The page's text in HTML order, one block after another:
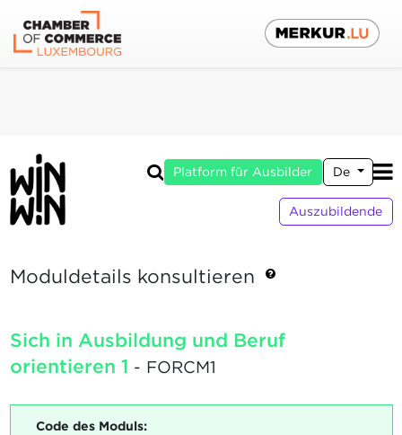
Platform für Ausbilder De
Auszubildende
Moduldetails konsultieren
Sich in Ausbildung und Beruf
orientieren 1 - FORCM1
Code des Moduls: